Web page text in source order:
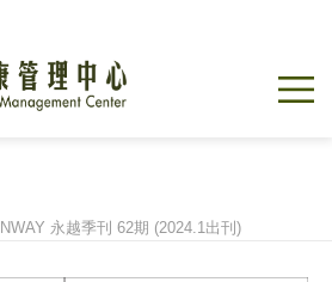
永越季刊 62期 (2024.1出刊)